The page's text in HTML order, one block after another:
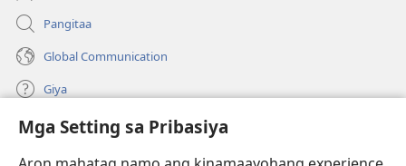
Mga Setting sa Pribasiya
Pangitaa
Global Communication
Giya
Donasyon
(mo-
open